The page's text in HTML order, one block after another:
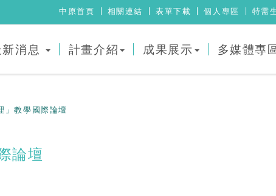
中原首頁 相關連結 表單下載 個人專區 特需
消息 計畫介紹 成果展示 多媒體專
」教學國際論壇
論壇